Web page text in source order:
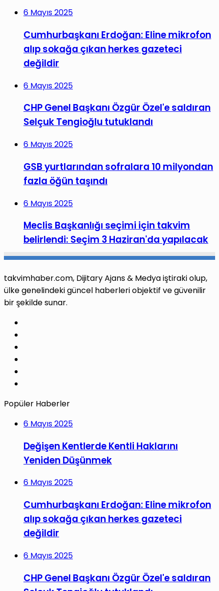
6 Mayıs 2025
Cumhurbaşkanı Erdoğan: Eline mikrofon
alıp sokağa çıkan herkes gazeteci
değildir
6 Mayıs 2025
CHP Genel Başkanı Özgür Özel'e saldıran
Selçuk Tengioğlu tutuklandı
6 Mayıs 2025
GSB yurtlarından sofralara 10 milyondan
fazla öğün taşındı
6 Mayıs 2025
Meclis Başkanlığı seçimi için takvim
belirlendi: Seçim 3 Haziran'da yapılacak
takvimhaber.com, Dijitary Ajans & Medya iştiraki olup,
ülke genelindeki güncel haberleri objektif ve güvenilir
bir şekilde sunar.
Popüler Haberler
6 Mayıs 2025
Değişen Kentlerde Kentli Haklarını
Yeniden Düşünmek
6 Mayıs 2025
Cumhurbaşkanı Erdoğan: Eline mikrofon
alıp sokağa çıkan herkes gazeteci
değildir
6 Mayıs 2025
CHP Genel Başkanı Özgür Özel'e saldıran